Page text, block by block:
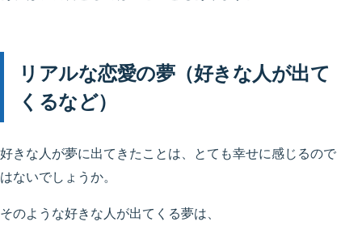
リアルな恋愛の夢（好きな人が出て
くるなど）
好きな人が夢に出てきたことは、とても幸せに感じるので
はないでしょうか。
そのような好きな人が出てくる夢は、